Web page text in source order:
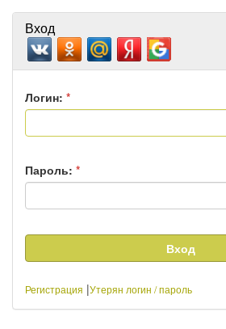
Вход
Логин: *
Пароль: *
Регистрация |Утерян логин / пароль